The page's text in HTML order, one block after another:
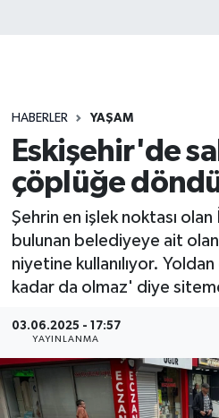
HABERLER YAŞAM
Eskişehir'de
çöplüğe
Şehrin en işlek noktası
bulunan belediyeye ait
niyetine kullanılıyor.
kadar da olmaz' diye
03.06.2025 - 17:57
YAYINLANMA
SPOR
YAŞAM
Son Dakika Haberleri
Haber Arşivi